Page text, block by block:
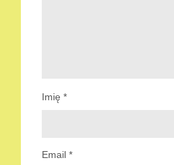
Imię *
Email *